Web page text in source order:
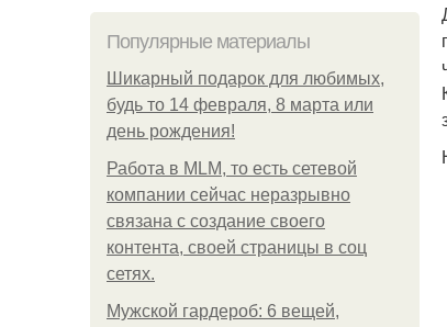
Популярные материалы
Шикарный подарок для любимых,
будь то 14 февраля, 8 марта или
день рождения!
Работа в MLM, то есть сетевой
компании сейчас неразрывно
связана с создание своего
контента, своей страницы в соц
сетях.
Мужской гардероб: 6 вещей,